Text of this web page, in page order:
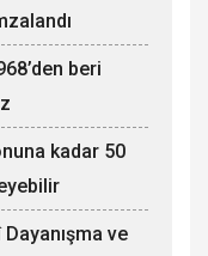
beri
kadar 50
ve